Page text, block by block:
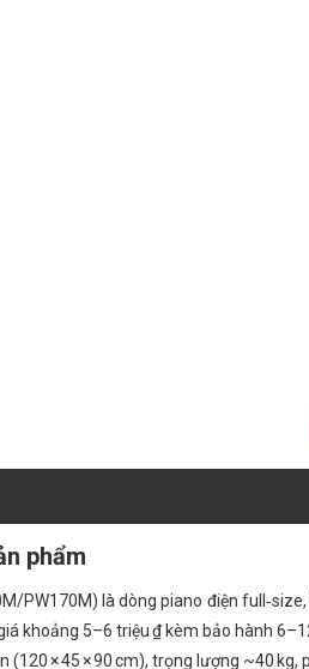
phẩm
PW170M) là dòng piano điện
khoảng 5–6 triệu ₫ kèm bảo hành
(120 × 45 × 90 cm), trọng lượng ~40